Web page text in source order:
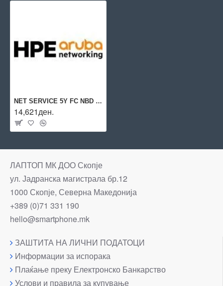
NET SERVICE 5Y FC NBD EXCH/1830 48G H33ZFE ARUBA BY HPE
14,621ден.
ЛАПТОП МК ДОО Скопје
ул. Јадранска магистрала бр.12
1000 Скопје, Северна Македонија
+389 (0)71 331 190
hello@smartphone.mk
ЗАШТИТА НА ЛИЧНИ ПОДАТОЦИ
Информации за испорака
Плаќање преку Електронско Банкарство
Услови и правила за купување